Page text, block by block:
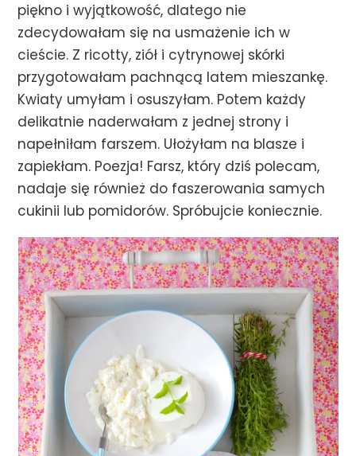
piękno i wyjątkowość, dlatego nie
zdecydowałam się na usmażenie ich w
cieście. Z ricotty, ziół i cytrynowej skórki
przygotowałam pachnącą latem mieszankę.
Kwiaty umyłam i osuszyłam. Potem każdy
delikatnie naderwałam z jednej strony i
napełniłam farszem. Ułożyłam na blasze i
zapiekłam. Poezja! Farsz, który dziś polecam,
nadaje się również do faszerowania samych
cukinii lub pomidorów. Spróbujcie koniecznie.